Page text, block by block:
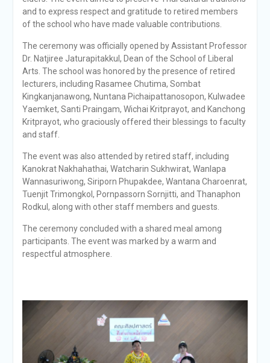
and to express respect and gratitude to retired members
of the school who have made valuable contributions.
The ceremony was officially opened by Assistant Professor
Dr. Natjiree Jaturapitakkul, Dean of the School of Liberal
Arts. The school was honored by the presence of retired
lecturers, including Rasamee Chutima, Sombat
Kingkanjanawong, Nuntana Pichaipattanosopon, Kulwadee
Yaemket, Santi Praingam, Wichai Kritprayot, and Kanchong
Kritprayot, who graciously offered their blessings to faculty
and staff.
The event was also attended by retired staff, including
Kanokrat Nakhahathai, Watcharin Sukhwirat, Wanlapa
Wannasuriwong, Siriporn Phupakdee, Wantana Charoenrat,
Tuenjit Trimongkol, Pornpassorn Sornjitti, and Thanaphon
Rodkul, along with other staff members and guests.
The ceremony concluded with a shared meal among
participants. The event was marked by a warm and
respectful atmosphere.